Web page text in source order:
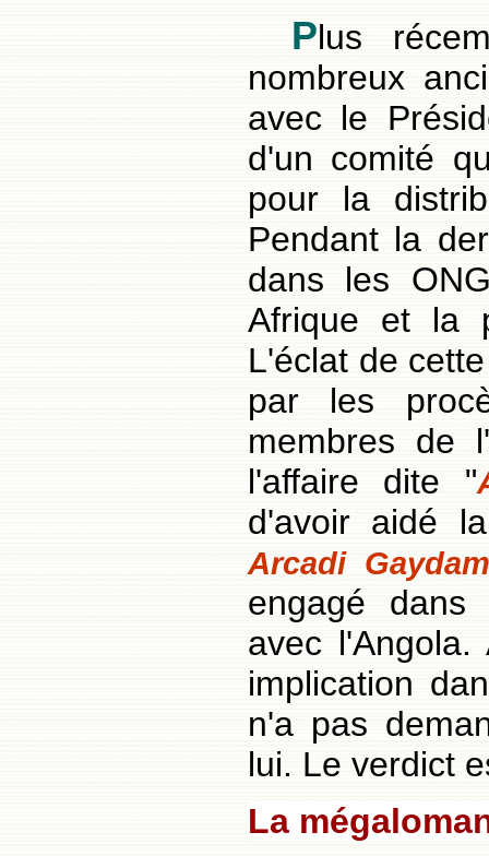
Plus
nombreux
avec le
d'un comité
pour la
Pendant la
dans les
Afrique et la
L'éclat de
par les
membres de
l'affaire dite "
d'avoir aidé
Arcadi
engagé dans
avec l'Angola.
implication
n'a pas
lui. Le verdict
La